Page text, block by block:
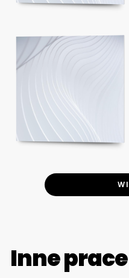
Inne